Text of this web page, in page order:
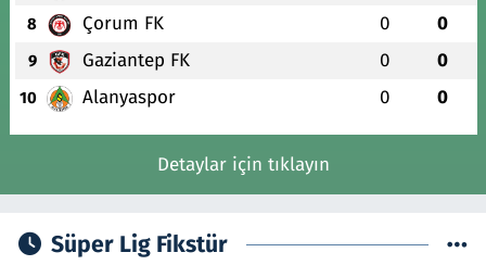
8 Çorum FK 0 0
9 Gaziantep FK 0 0
10 Alanyaspor 0 0
Detaylar için tıklayın
Süper Lig Fikstür